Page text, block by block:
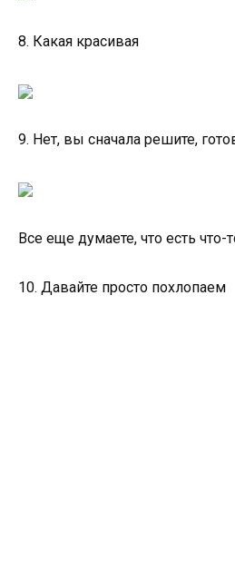
8. Какая красивая
9. Нет, вы сначала решите,
Все еще думаете, что есть
10. Давайте просто похлопаем